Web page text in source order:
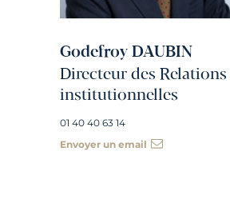
Godefroy DAUBIN
Directeur des Relations
institutionnelles
01 40 40 63 14
Envoyer un email